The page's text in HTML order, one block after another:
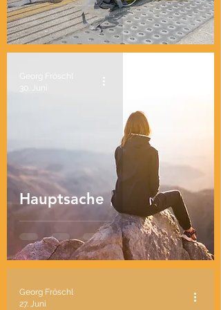
Hauptsache
Georg Fröschl
30. Juni
Georg Fröschl
27. Juni